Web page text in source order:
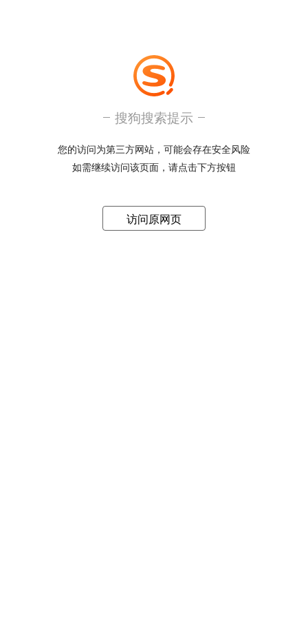
搜狗搜索提示
您的访问为第三方网站，可能会存在安全风险
如需继续访问该页面，请点击下方按钮
访问原网页